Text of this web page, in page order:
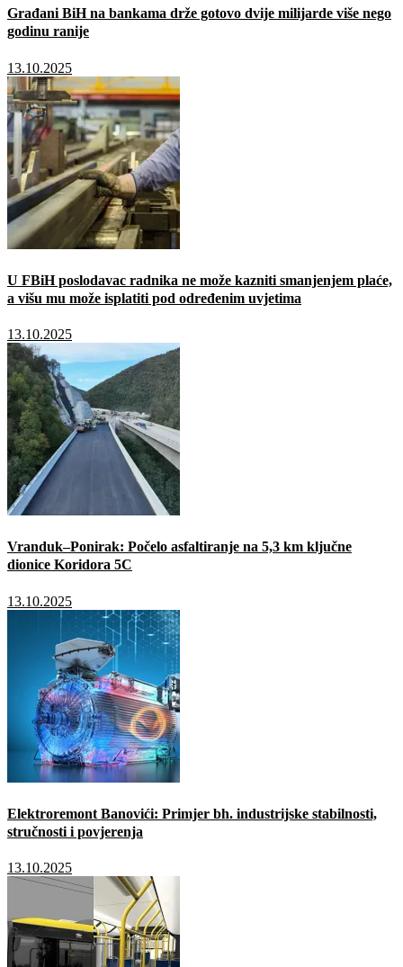
Građani BiH na bankama drže gotovo dvije milijarde više nego
godinu ranije
13.10.2025
U FBiH poslodavac radnika ne može kazniti smanjenjem plaće,
a višu mu može isplatiti pod određenim uvjetima
13.10.2025
Vranduk–Ponirak: Počelo asfaltiranje na 5,3 km ključne
dionice Koridora 5C
13.10.2025
Elektroremont Banovići: Primjer bh. industrijske stabilnosti,
stručnosti i povjerenja
13.10.2025